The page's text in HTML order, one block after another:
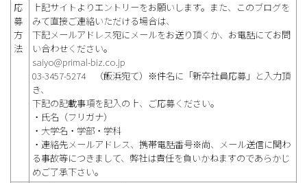
応
募
方
法
上記サイトよりエントリーをお願いします。また、このブログを
みて直接ご連絡いただける場合は、
下記メールアドレス宛にメールをお送り頂くか、お電話にてお問
い合わせください。
saiyo@primal-biz.co.jp
03-3457-5274 （飯浜宛て）※件名に「新卒社員応募」と入力頂
き、
下記の記載事項を記入の上、ご応募ください。
・氏名（フリガナ）
・大学名・学部・学科
・連絡先メールアドレス、携帯電話番号※尚、メール送信に関わ
る事故等につきまして、弊社は責任を負いかねますのであらかじ
めご了承下さい。